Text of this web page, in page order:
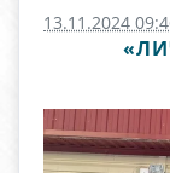
13.11.2024